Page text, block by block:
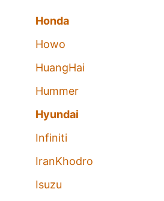
Honda
Howo
HuangHai
Hummer
Hyundai
Infiniti
IranKhodro
Isuzu